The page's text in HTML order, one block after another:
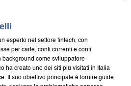
esperto nel settore fintech, con
per carte, conti correnti e conti
background come sviluppatore
ha creato uno dei siti più visitati in Italia
Il suo obiettivo principale è fornire guide